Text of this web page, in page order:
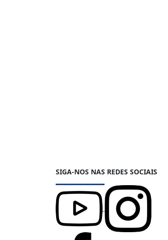
SIGA-NOS NAS REDES SOCIAIS